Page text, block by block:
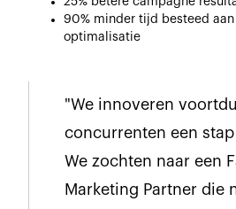
90% minder tijd besteed
optimalisatie
"We innoveren
concurrenten een
We zochten naar een
Marketing Partner die